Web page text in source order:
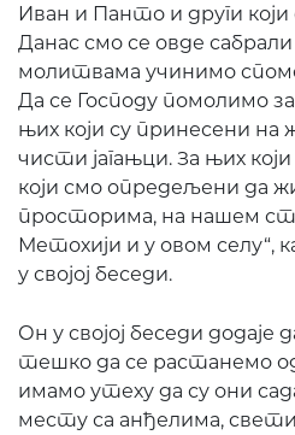
Иван и Панто и други
Данас смо се овде сабрали
молитвама учинимо
Да се Господу помолимо
њих који су принесени
чисти јагањци. За њих који
који смо опредељени да
просторима, на нашем
Метохији и у овом селу“,
у својој беседи.
Он у својој беседи додаје
тешко да се растанемо
имамо утеху да су они
месту са анђелима,